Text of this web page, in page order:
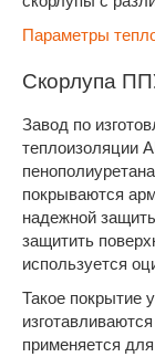
Параметры
Скорлупа
Завод по
теплоизоляции
покрываются
надежной
защитить
используется
Такое покрытие
применяется